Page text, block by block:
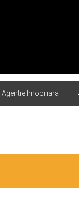
Imobiliara